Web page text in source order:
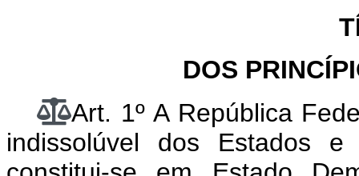
DOS
Art. 1º A República
indissolúvel dos Estados